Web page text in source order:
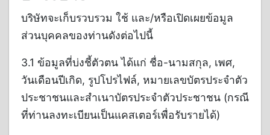
บริษัทจะเก็บรวบรวม ใช้ และ/หรือเปิดเผยข้อมูล
ส่วนบุคคลของท่านดังต่อไปนี้
3.1 ข้อมูลที่บ่งชี้ตัวตน ได้แก่ ชื่อ-นามสกุล, เพศ,
วันเดือนปีเกิด, รูปโปรไฟล์, หมายเลขบัตรประจำตัว
ประชาชนและสำเนาบัตรประจำตัวประชาชน (กรณี
ที่ท่านลงทะเบียนเป็นแคสเตอร์เพื่อรับรายได้)